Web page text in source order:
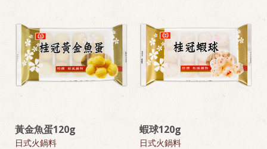
黃金魚蛋120g
日式火鍋料
蝦球120g
日式火鍋料